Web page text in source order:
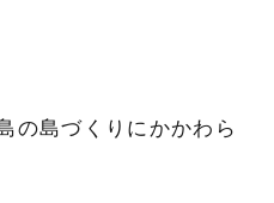
の島づくりにかかわら